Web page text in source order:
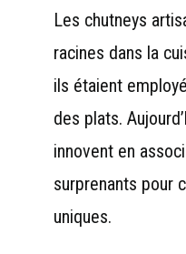
Les chutneys
racines dans la
ils étaient
des plats.
innovent en
surprenants pour
uniques.